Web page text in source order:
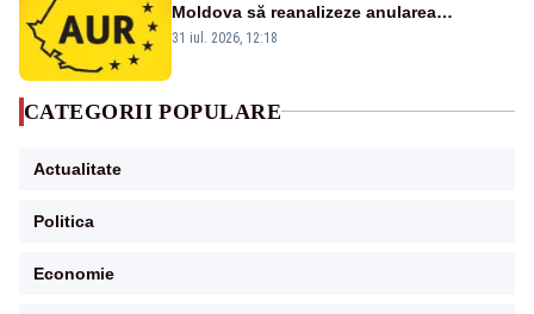
Moldova să reanalizeze anularea
concertului de Ziua Limbii Române
31 iul. 2026, 12:18
CATEGORII POPULARE
Actualitate
Politica
Economie